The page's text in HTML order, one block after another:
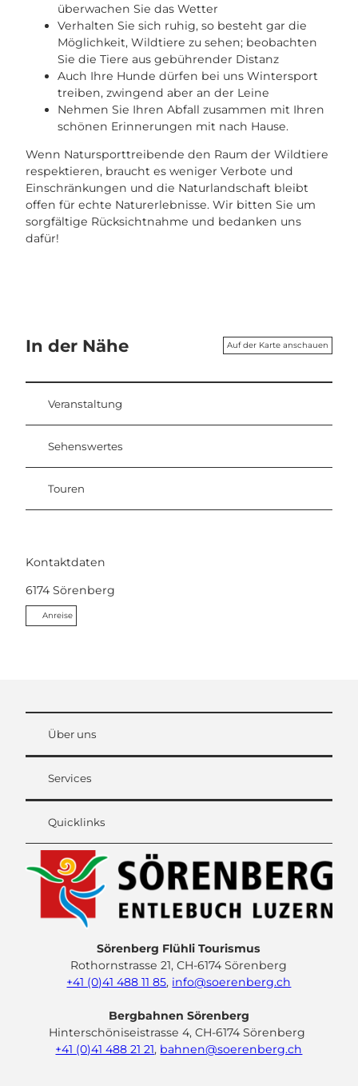
überwachen Sie das Wetter
Verhalten Sie sich ruhig, so besteht gar die
Möglichkeit, Wildtiere zu sehen; beobachten
Sie die Tiere aus gebührender Distanz
Auch Ihre Hunde dürfen bei uns Wintersport
treiben, zwingend aber an der Leine
Nehmen Sie Ihren Abfall zusammen mit Ihren
schönen Erinnerungen mit nach Hause.
Wenn Natursporttreibende den Raum der Wildtiere
respektieren, braucht es weniger Verbote und
Einschränkungen und die Naturlandschaft bleibt
offen für echte Naturerlebnisse. Wir bitten Sie um
sorgfältige Rücksichtnahme und bedanken uns
dafür!
In der Nähe Auf der Karte anschauen
Veranstaltung
Sehenswertes
Touren
Kontaktdaten
6174 Sörenberg
Anreise
Über uns
Services
Quicklinks
Sörenberg Flühli Tourismus
Rothornstrasse 21, CH-6174 Sörenberg
+41 (0)41 488 11 85, info@soerenberg.ch
Bergbahnen Sörenberg
Hinterschöniseistrasse 4, CH-6174 Sörenberg
+41 (0)41 488 21 21, bahnen@soerenberg.ch